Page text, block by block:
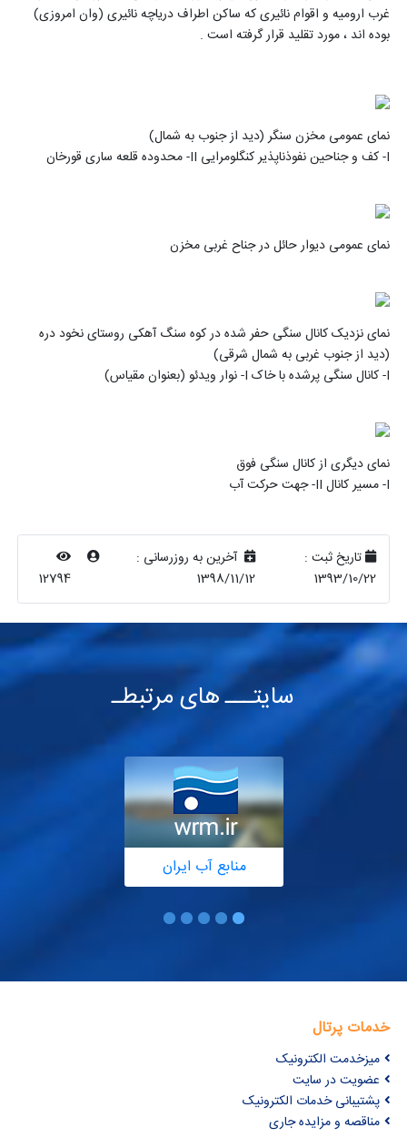
غرب ارومیه و اقوام نائیری که ساکن اطراف دریاچه نائیری (وان امروزی)
بوده اند ، مورد تقلید قرار گرفته است .
نمای عمومی مخزن سنگر (دید از جنوب به شمال)
I- کف و جناحین نفوذناپذیر کنگلومرایی II- محدوده قلعه ساری قورخان
نمای عمومی دیوار حائل در جناح غربی مخزن
نمای نزدیک کانال سنگی حفر شده در کوه سنگ آهکی روستای نخود دره
(دید از جنوب غربی به شمال شرقی)
I- کانال سنگی پرشده با خاک I- نوار ویدئو (بعنوان مقیاس)
نمای دیگری از کانال سنگی فوق
I- مسیر کانال II- جهت حرکت آب
تاریخ ثبت :
1393/10/22
آخرین به روزرسانی :
1398/11/12
12794
سایتـــ های مرتبطـ
منابع آب ایران
خدمات پرتال
میزخدمت الکترونیک
عضویت در سایت
پشتیبانی خدمات الکترونیک
مناقصه و مزایده جاری